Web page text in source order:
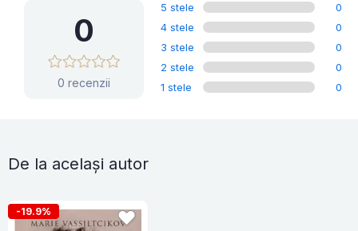
0
0 recenzii
5 stele
0
4 stele
0
3 stele
0
2 stele
0
1 stele
0
De la același autor
-19.9%